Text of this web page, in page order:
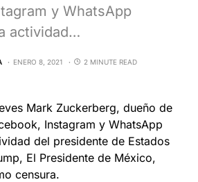
y WhatsApp
actividad…
ENERO 8, 2021 2 MINUTE READ
Mark Zuckerberg, dueño de
Instagram y WhatsApp
del presidente de Estados
El Presidente de México,
censura.